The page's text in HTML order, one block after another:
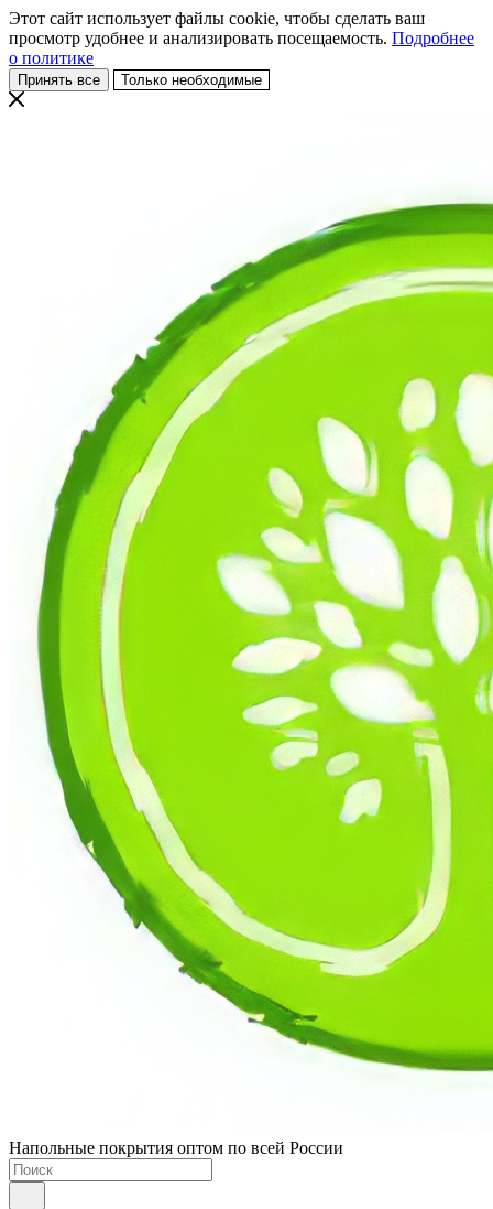
Этот сайт использует файлы cookie, чтобы сделать ваш
просмотр удобнее и анализировать посещаемость. Подробнее
о политике
Принять все Только необходимые
Напольные покрытия оптом по всей России